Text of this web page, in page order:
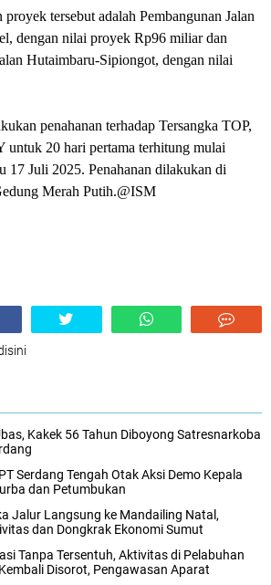
tersebut adalah Pembangunan Jalan
dengan nilai proyek Rp96 miliar dan
Hutaimbaru-Sipiongot, dengan nilai
penahanan terhadap Tersangka TOP,
20 hari pertama terhitung mulai
17 Juli 2025. Penahanan dilakukan di
Merah Putih.@ISM
Kakek 56 Tahun Diboyong Satresnarkoba
Serdang Tengah Otak Aksi Demo Kepala
dan Petumbukan
Jalur Langsung ke Mandailing Natal,
dan Dongkrak Ekonomi Sumut
Tanpa Tersentuh, Aktivitas di Pelabuhan
Disorot, Pengawasan Aparat